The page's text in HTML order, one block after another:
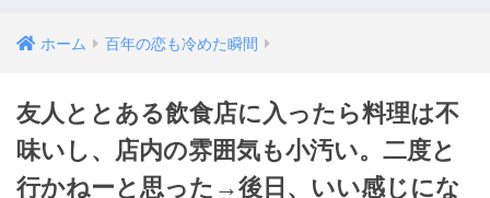
ホーム 百年の恋も冷めた瞬間
友人ととある飲食店に入ったら料理は不
味いし、店内の雰囲気も小汚い。二度と
行かねーと思った→後日、いい感じにな